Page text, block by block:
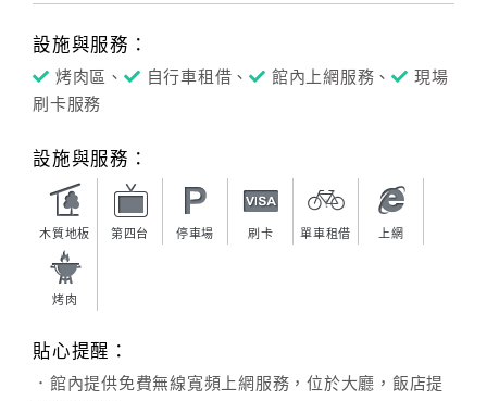
設施與服務：
烤肉區、 自行車租借、 館內上網服務、
現場
刷卡服務
設施與服務：
木質地板 第四台 停車場 刷卡 單車租借 上網
烤肉
貼心提醒：
．館內提供免費無線寬頻上網服務，位於大廳，飯店提